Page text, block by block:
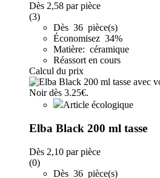
Dès 2,58 par pièce
(3)
Dès 36 pièce(s)
Économisez 34%
Matière: céramique
Réassort en cours
Calcul du prix
Article écologique
Elba Black 200 ml tasse
Dès 2,10 par pièce
(0)
Dès 36 pièce(s)